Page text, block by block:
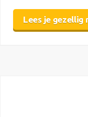
Lees je gezellig